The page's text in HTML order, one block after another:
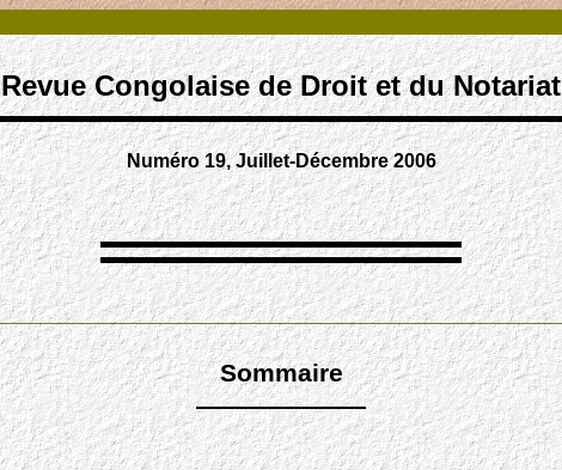
Revue Congolaise de Droit et du Notariat
Numéro 19, Juillet-Décembre 2006
Sommaire